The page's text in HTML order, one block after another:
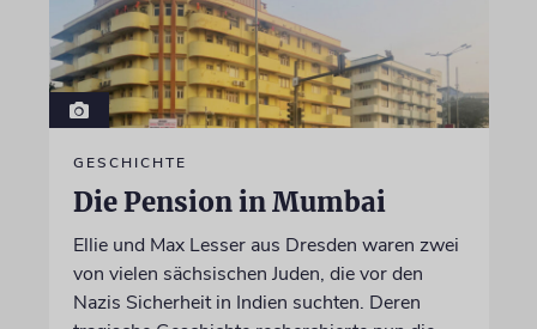
GESCHICHTE
Die Pension in Mumbai
Ellie und Max Lesser aus Dresden waren zwei
von vielen sächsischen Juden, die vor den
Nazis Sicherheit in Indien suchten. Deren